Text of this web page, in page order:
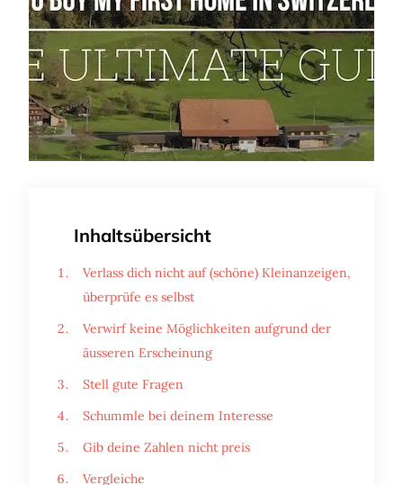
Inhaltsübersicht
Verlass dich nicht auf (schöne) Kleinanzeigen,
überprüfe es selbst
Verwirf keine Möglichkeiten aufgrund der
äusseren Erscheinung
Stell gute Fragen
Schummle bei deinem Interesse
Gib deine Zahlen nicht preis
Vergleiche